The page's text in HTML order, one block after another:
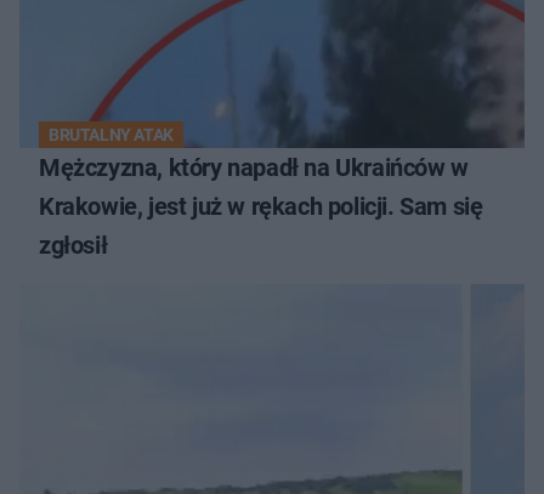
BRUTALNY ATAK
Mężczyzna, który napadł na Ukraińców w
Krakowie, jest już w rękach policji. Sam się
zgłosił